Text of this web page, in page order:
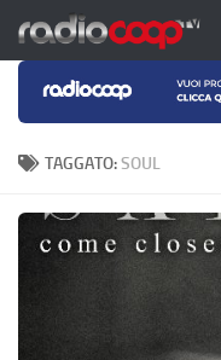
Salta al contenuto
TAGGATO:SOUL